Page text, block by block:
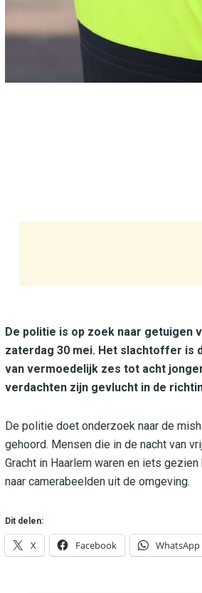
De politie is op zoek naar getuigen
zaterdag 30 mei. Het slachtoffer is
van vermoedelijk zes tot acht
verdachten zijn gevlucht in de
De politie doet onderzoek naar de
gehoord. Mensen die in de nacht van
Gracht in Haarlem waren en iets
naar camerabeelden uit de omgeving.
Dit delen:
X Facebook WhatsApp